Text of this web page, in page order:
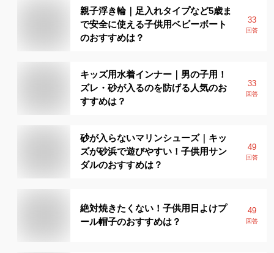
親子浮き輪｜足入れタイプなど5歳ま
で安全に使える子供用ベビーボート
のおすすめは？
33
回答
キッズ用水着インナー｜男の子用！
ズレ・砂が入るのを防げる人気のお
すすめは？
33
回答
砂が入らないマリンシューズ｜キッ
ズが砂浜で遊びやすい！子供用サン
ダルのおすすめは？
49
回答
絶対焼きたくない！子供用日よけプ
ール帽子のおすすめは？
49
回答